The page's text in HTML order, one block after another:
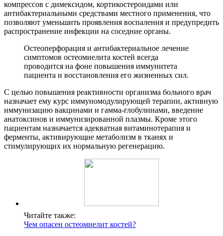
компрессов с димексидом, кортикостероидами или
антибактериальными средствами местного применения, что
позволяют уменьшить проявления воспаления и предупредить
распространение инфекции на соседние органы.
Остеоперфорация и антибактериальное лечение
симптомов остеомиелита костей всегда
проводится на фоне повышения иммунитета
пациента и восстановления его жизненных сил.
С целью повышения реактивности организма больного врач
назначает ему курс иммуномодулирующей терапии, активную
иммунизацию вакцинами и гамма-глобулинами, введение
анатоксинов и иммунизированной плазмы. Кроме этого
пациентам назначается адекватная витаминотерапия и
ферменты, активирующие метаболизм в тканях и
стимулирующих их нормальную регенерацию.
Читайте также:
Чем опасен остеомиелит костей?